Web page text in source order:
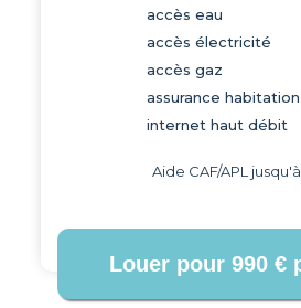
accès eau
accès électricité
accès gaz
assurance habitation
internet haut débit
Aide CAF/APL jusqu'à